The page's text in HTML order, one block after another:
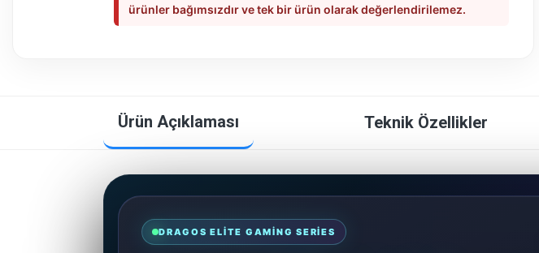
ürünler bağımsızdır ve tek bir ürün olarak değerlendirilemez.
Ürün Açıklaması Teknik Özellikler
DRAGOS ELITE GAMING SERIES